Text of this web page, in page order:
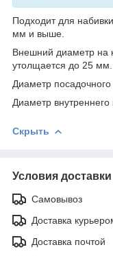
Подходит для
мм и выше.
Внешний диаметр на
утолщается до 25 мм.
Диаметр
Диаметр внутреннего
Скрыть
Условия доставки
Самовывоз
Доставка
Доставка почтой